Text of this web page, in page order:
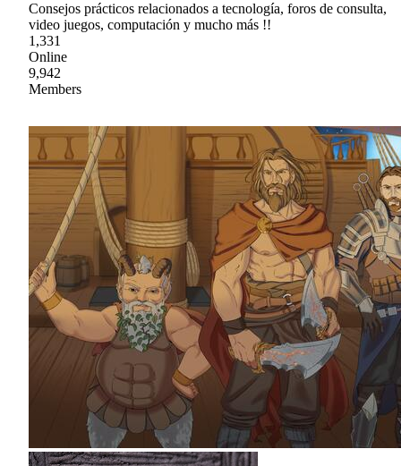
Consejos prácticos relacionados a tecnología, foros de consulta,
video juegos, computación y mucho más !!
1,331
Online
9,942
Members